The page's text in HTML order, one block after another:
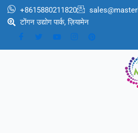
+8615880211820
टोंगन उद्योग पार्क, ज़ियामेन